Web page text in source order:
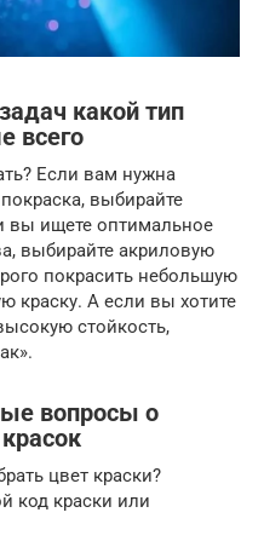
какой тип
всего
Если вам нужна
выбирайте
вы ищете оптимальное
выбирайте акриловую
покрасить небольшую
краску. А если вы хотите
стойкость,
вопросы о
цвет краски?
код краски или